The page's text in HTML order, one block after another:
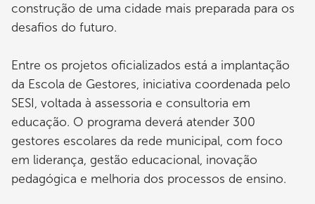
construção de uma cidade mais preparada para os
desafios do futuro.
Entre os projetos oficializados está a implantação
da Escola de Gestores, iniciativa coordenada pelo
SESI, voltada à assessoria e consultoria em
educação. O programa deverá atender 300
gestores escolares da rede municipal, com foco
em liderança, gestão educacional, inovação
pedagógica e melhoria dos processos de ensino.